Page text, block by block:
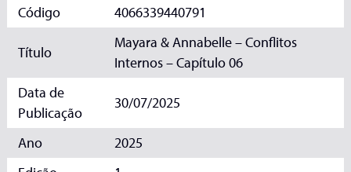
Código 4066339440791
Título
Mayara & Annabelle – Conflitos
Internos – Capítulo 06
Data de
Publicação
30/07/2025
Ano
2025